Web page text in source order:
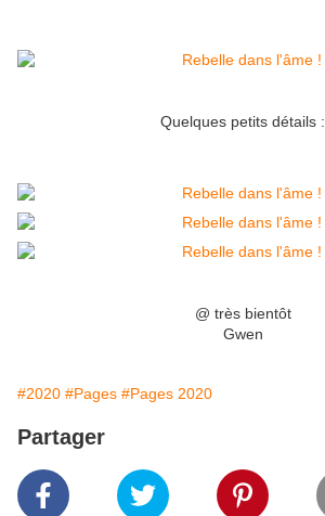
Quelques petits détails :
@ très bientôt
Gwen
#2020 #Pages #Pages 2020
Partager